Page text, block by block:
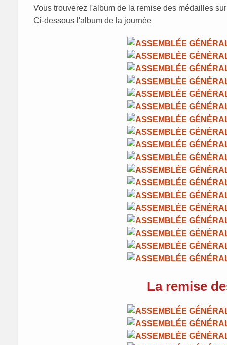
Vous trouverez l'album de la remise des médailles
Ci-dessous l'album de la journée
La remise